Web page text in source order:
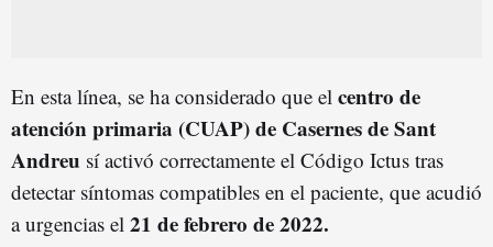
En esta línea, se ha considerado que el centro de
atención primaria (CUAP) de Casernes de Sant
Andreu sí activó correctamente el Código Ictus tras
detectar síntomas compatibles en el paciente, que acudió
a urgencias el 21 de febrero de 2022.